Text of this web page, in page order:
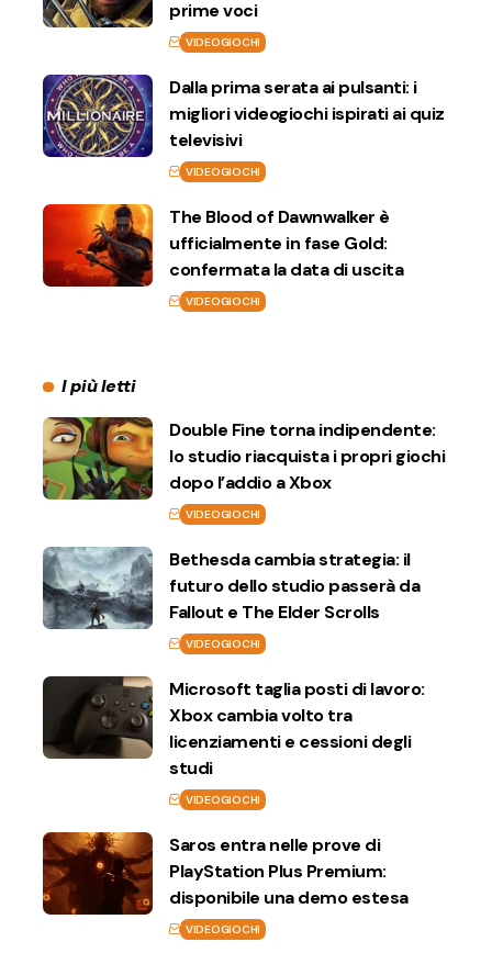
prime voci
VIDEOGIOCHI
Dalla prima serata ai pulsanti: i
migliori videogiochi ispirati ai quiz
televisivi
VIDEOGIOCHI
The Blood of Dawnwalker è
ufficialmente in fase Gold:
confermata la data di uscita
VIDEOGIOCHI
I più letti
Double Fine torna indipendente:
lo studio riacquista i propri giochi
dopo l’addio a Xbox
VIDEOGIOCHI
Bethesda cambia strategia: il
futuro dello studio passerà da
Fallout e The Elder Scrolls
VIDEOGIOCHI
Microsoft taglia posti di lavoro:
Xbox cambia volto tra
licenziamenti e cessioni degli
studi
VIDEOGIOCHI
Saros entra nelle prove di
PlayStation Plus Premium:
disponibile una demo estesa
VIDEOGIOCHI